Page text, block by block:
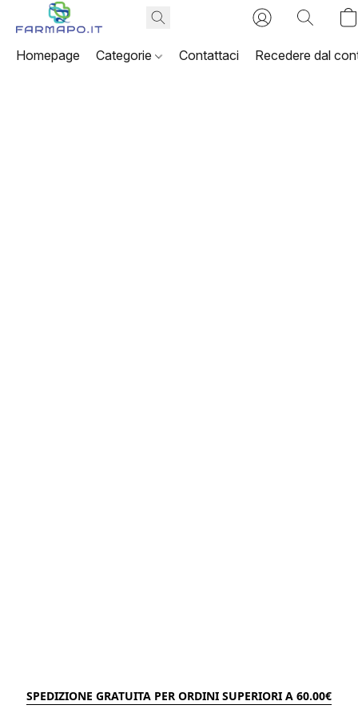
Homepage Categorie Contattaci Recedere dal
SPEDIZIONE GRATUITA PER ORDINI SUPERIORI A 60.00€